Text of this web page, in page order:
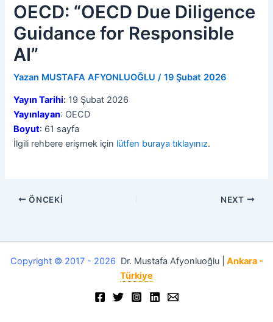
OECD: “OECD Due Diligence
Guidance for Responsible
AI”
Yazan MUSTAFA AFYONLUOĞLU/19 Şubat 2026
Yayın Tarihi: 19 Şubat 2026
Yayınlayan: OECD
Boyut: 61 sayfa
İlgili rehbere erişmek için lütfen buraya tıklayınız.
ÖNCEKI NEXT
Copyright © 2017 - 2026 Dr. Mustafa Afyonluoğlu |
Ankara -
Türkiye